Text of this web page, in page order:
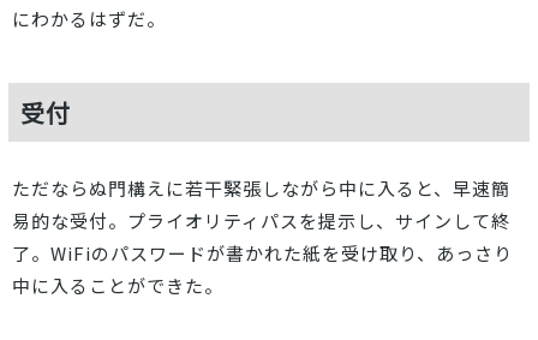
にわかるはずだ。
受付
ただならぬ門構えに若干緊張しながら中に入ると、早速簡
易的な受付。プライオリティパスを提示し、サインして終
了。WiFiのパスワードが書かれた紙を受け取り、あっさり
中に入ることができた。